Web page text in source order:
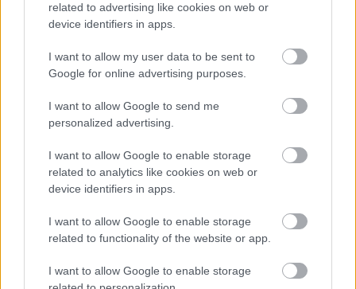
related to advertising like cookies on web or
device identifiers in apps.
I want to allow my user data to be sent to
Google for online advertising purposes.
I want to allow Google to send me
personalized advertising.
I want to allow Google to enable storage
related to analytics like cookies on web or
device identifiers in apps.
I want to allow Google to enable storage
related to functionality of the website or app.
I want to allow Google to enable storage
ΤΟ ΜΕΤΡΟ
Βαθμολογήθηκε με0από 5
Περιγραφή: Κάθε Ενωμοτία πρέπει γρήγορα να ενώσει 3 κοντάρια
μεταξύ τους με παράλληλες
ΤΟ ΜΠΟΥΚΑΛΙ ΠΟΥ ΠΕΡΠΑΤΑΕΙ (WALKER
BOTTLE)
Βαθμολογήθηκε με0από 5
Υλικά: 3 πλαστικά μπουκάλια, 1 τραπέζι Περιγραφή: Πάνω σε ένα